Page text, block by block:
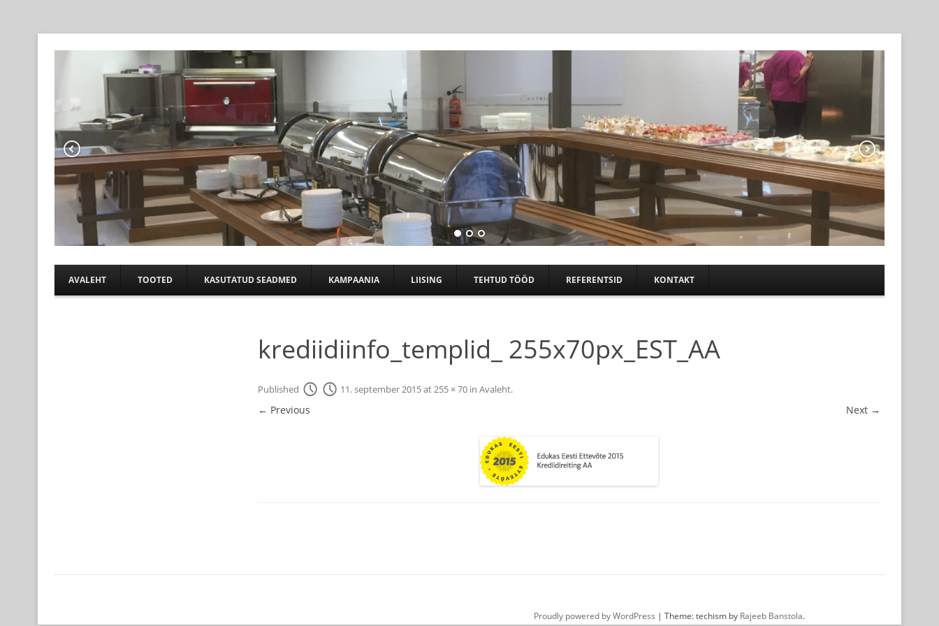
KÖÖGIABI
Skip to content
AVALEHT TOOTED KASUTATUD SEADMED KAMPAANIA LIISING TEHTUD TÖÖD REFERENTSID KONTAKT
krediidiinfo_templid_ 255x70px_EST_AA
Published 11. september 2015at255 × 70 inAvaleht.
← Previous Next →
Proudly powered by WordPress | Theme: techism by Rajeeb Banstola.